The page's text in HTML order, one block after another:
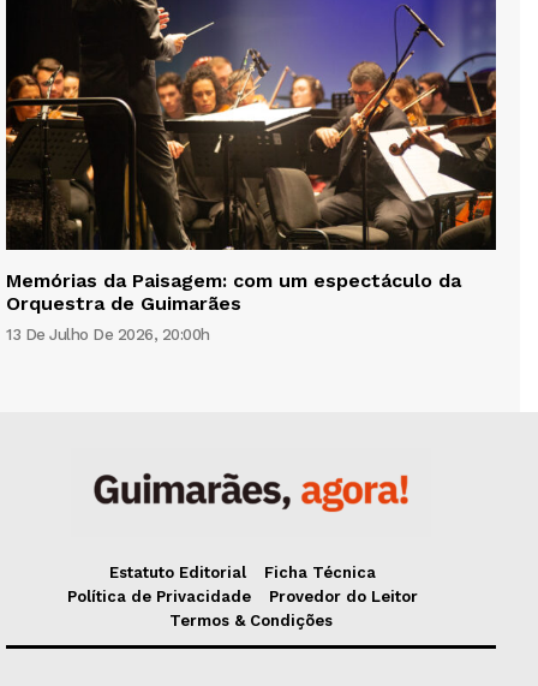
Memórias da Paisagem: com um espectáculo da
Orquestra de Guimarães
13 De Julho De 2026, 20:00h
Estatuto Editorial
Ficha Técnica
Política de Privacidade
Provedor do Leitor
Termos & Condições